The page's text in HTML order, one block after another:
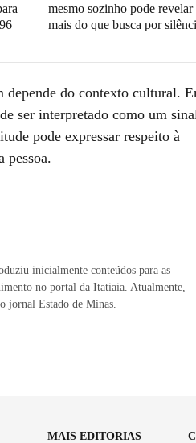
mesmo sozinho pode revelar
mais do que busca por
do contexto cultural.
ser interpretado como um
pode expressar respeito à
pessoa.
inicialmente conteúdos para as
no portal da Itatiaia. Atualmente,
jornal Estado de Minas.
MAIS EDITORIAS